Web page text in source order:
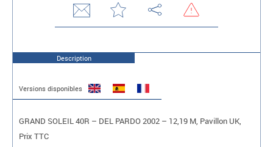
Description
Versions disponibles
GRAND SOLEIL 40R – DEL PARDO 2002 – 12,19 M, Pavillon UK,
Prix TTC